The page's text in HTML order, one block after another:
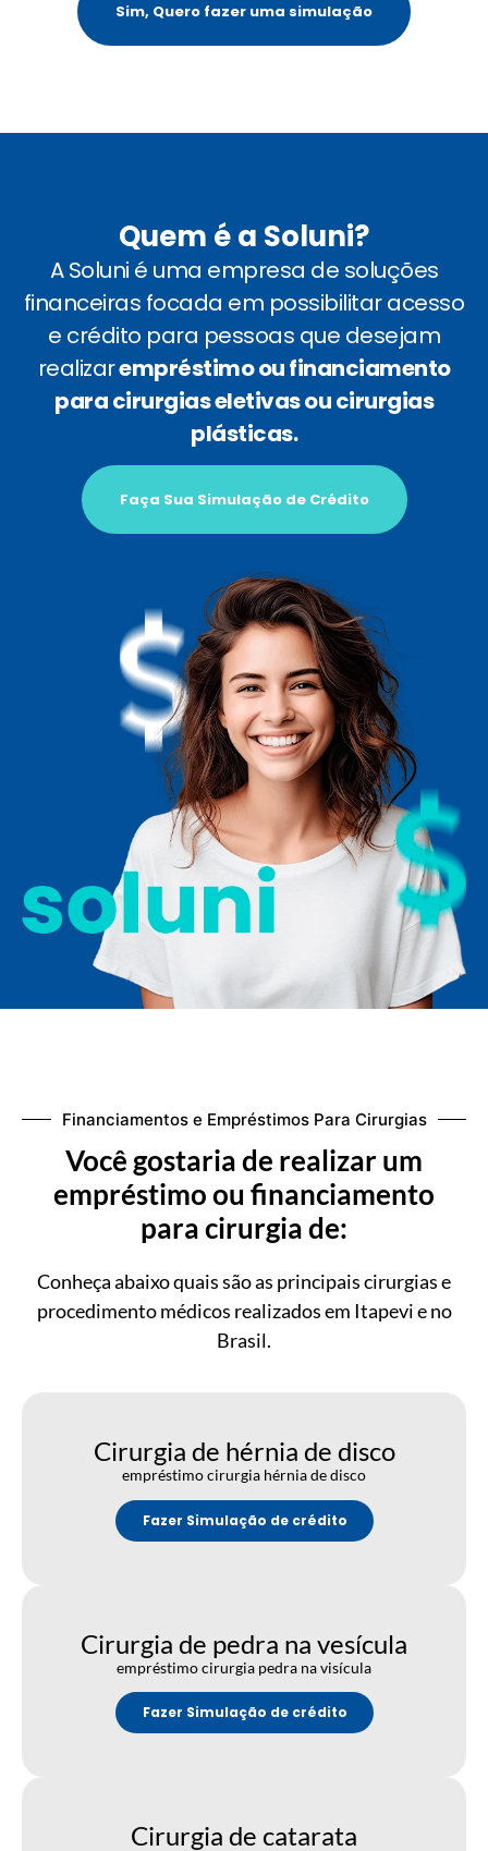
Sim, Quero fazer uma simulação
Quem é a Soluni?
A Soluni é uma empresa de soluções
financeiras focada em possibilitar acesso
e crédito para pessoas que desejam
realizarempréstimo ou financiamento
para cirurgias eletivas ou cirurgias
plásticas.
Faça Sua Simulação de Crédito
Financiamentos e Empréstimos Para Cirurgias
Você gostaria de realizar um
empréstimo ou financiamento
para cirurgia de:
Conheça abaixo quais são as principais cirurgias e
procedimento médicos realizados em Itapevi e no
Brasil.
Cirurgia de hérnia de disco
empréstimo cirurgia hérnia de disco
Fazer Simulação de crédito
Cirurgia de pedra na vesícula
empréstimo cirurgia pedra na visícula
Fazer Simulação de crédito
Cirurgia de catarata